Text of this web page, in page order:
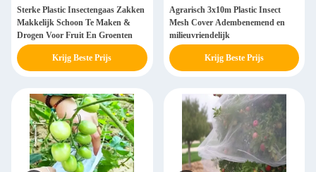
Sterke Plastic Insectengaas Zakken
Makkelijk Schoon Te Maken &
Drogen Voor Fruit En Groenten
Krijg Beste Prijs
Agrarisch 3x10m Plastic Insect
Mesh Cover Adembenemend en
milieuvriendelijk
Krijg Beste Prijs